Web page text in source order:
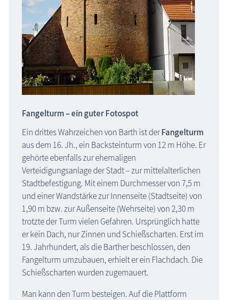
Fangelturm – ein guter Fotospot
Ein drittes Wahrzeichen von Barth ist derFangelturm
aus dem 16. Jh., ein Backsteinturm von 12 m Höhe. Er
gehörte ebenfalls zur ehemaligen
Verteidigungsanlage der Stadt – zur mittelalterlichen
Stadtbefestigung. Mit einem Durchmesser von 7,5 m
und einer Wandstärke zur Innenseite (Stadtseite) von
1,90 m bzw. zur Außenseite (Wehrseite) von 2,30 m
trotzte der Turm vielen Gefahren. Ursprünglich hatte
er kein Dach, nur Zinnen und Schießscharten. Erst im
19. Jahrhundert, als die Barther beschlossen, den
Fangelturm umzubauen, erhielt er ein Flachdach. Die
Schießscharten wurden zugemauert.
Man kann den Turm besteigen. Auf die Plattform